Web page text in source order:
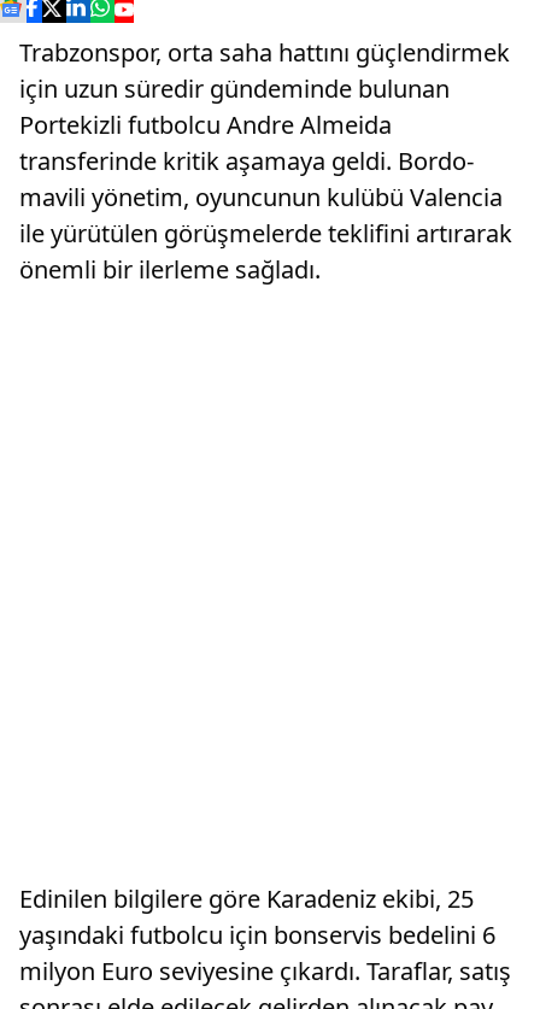
Trabzonspor, orta saha hattını güçlendirmek
için uzun süredir gündeminde bulunan
Portekizli futbolcu Andre Almeida
transferinde kritik aşamaya geldi. Bordo-
mavili yönetim, oyuncunun kulübü Valencia
ile yürütülen görüşmelerde teklifini artırarak
önemli bir ilerleme sağladı.
Edinilen bilgilere göre Karadeniz ekibi, 25
yaşındaki futbolcu için bonservis bedelini 6
milyon Euro seviyesine çıkardı. Taraflar, satış